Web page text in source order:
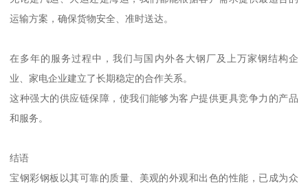
运输方案，确保货物安全、准时送达。
在多年的服务过程中，我们与国内外各大钢厂及上万家钢结构企
业、家电企业建立了长期稳定的合作关系。
这种强大的供应链保障，使我们能够为客户提供更具竞争力的产品
和服务。
结语
宝钢彩钢板以其可靠的质量、美观的外观和出色的性能，已成为众